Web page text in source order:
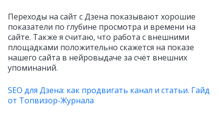
Переходы на сайт с Дзена показывают хорошие
показатели по глубине просмотра и времени на
сайте. Также я считаю, что работа с внешними
площадками положительно скажется на показе
нашего сайта в нейровыдаче за счёт внешних
упоминаний.
SEO для Дзена: как продвигать канал и статьи. Гайд
от Топвизор-Журнала